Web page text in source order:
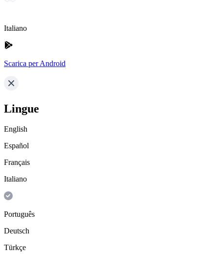
Italiano
Scarica per Android
Lingue
English
Español
Français
Italiano
Português
Deutsch
Türkçe